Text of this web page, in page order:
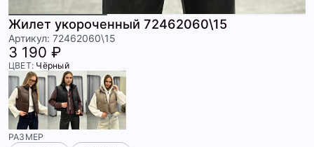
Жилет укороченный 72462060\15
Артикул: 72462060\15
3 190 ₽
ЦВЕТ: Чёрный
РАЗМЕР